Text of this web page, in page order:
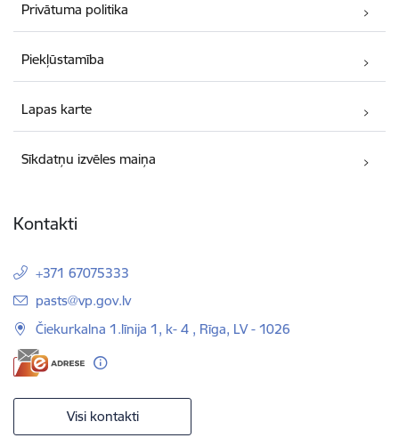
Privātuma politika
Piekļūstamība
Lapas karte
Sīkdatņu izvēles maiņa
Kontakti
+371 67075333
E-pasts:
pasts@vp.gov.lv
Čiekurkalna 1.līnija 1, k- 4 , Rīga, LV - 1026
Visi kontakti